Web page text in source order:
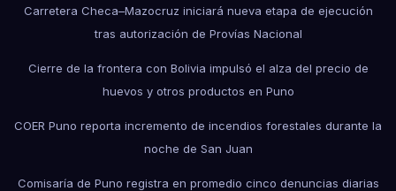
Carretera Checa–Mazocruz iniciará nueva etapa de ejecución
tras autorización de Provías Nacional
Cierre de la frontera con Bolivia impulsó el alza del precio de
huevos y otros productos en Puno
COER Puno reporta incremento de incendios forestales durante la
noche de San Juan
Comisaría de Puno registra en promedio cinco denuncias diarias